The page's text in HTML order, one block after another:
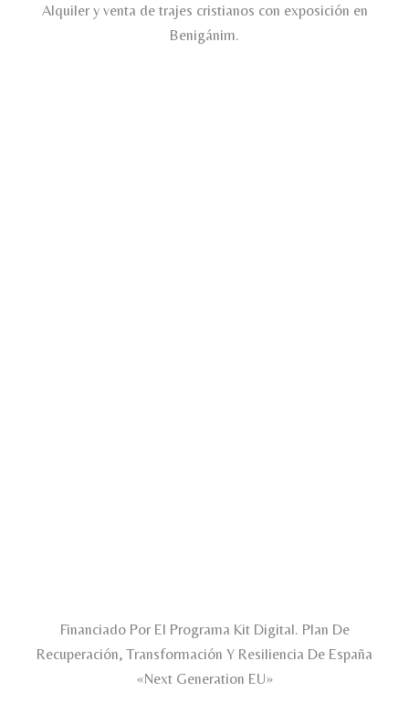
Alquiler y venta de trajes cristianos con exposición en
Benigánim.
Financiado Por El Programa Kit Digital. Plan De
Recuperación, Transformación Y Resiliencia De España
«Next Generation EU»